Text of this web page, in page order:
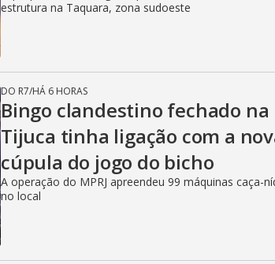
estrutura na Taquara, zona sudoeste
DO R7/HÁ 6 HORAS
Bingo clandestino fechado na
Tijuca tinha ligação com a
cúpula do jogo do bicho
A operação do MPRJ apreendeu 99 máquinas caça-
no local